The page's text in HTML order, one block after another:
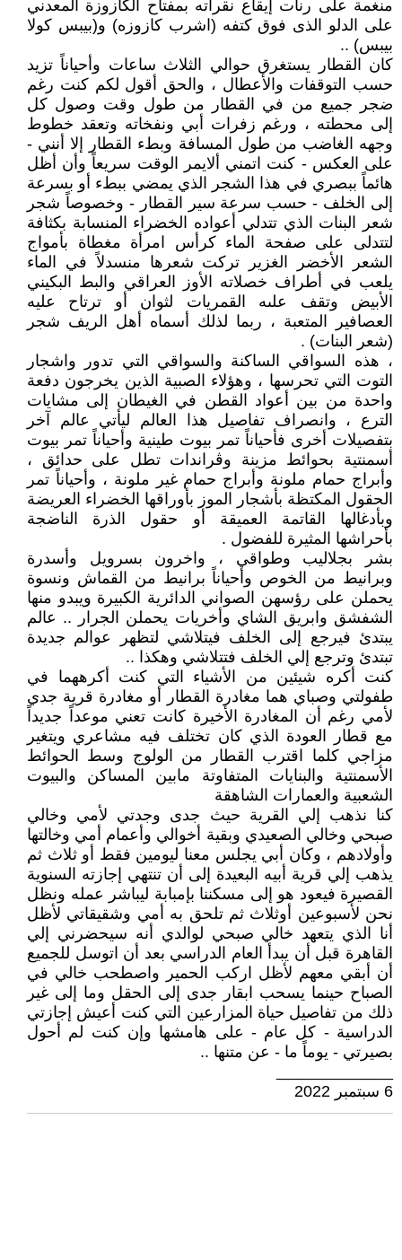
منغمة على رنات إيقاع نقراته بمفتاح الكازوزة المعدني
على الدلو الذى فوق كتفه (اشرب كازوزه) و(بيبس كولا
بيبس) ..
كان القطار يستغرق حوالي الثلاث ساعات وأحياناً تزيد
حسب التوقفات والأعطال ، والحق أقول لكم كنت رغم
ضجر جميع من في القطار من طول وقت وصول كل
إلى محطته ، ورغم زفرات أبي ونفخاته وتعقد خطوط
وجهه الغاضب من طول المسافة وبطء القطار إلا أنني -
على العكس - كنت اتمني ألايمر الوقت سريعاً وأن أظل
هائماً ببصري في هذا الشجر الذي يمضي ببطء أو بسرعة
إلى الخلف - حسب سرعة سير القطار - وخصوصاً شجر
شعر البنات الذي تتدلي أعواده الخضراء المنسابة بكثافة
لتتدلى على صفحة الماء كرأس امرأة مغطاة بأمواج
الشعر الأخضر الغزير تركت شعرها منسدلاً في الماء
يلعب في أطراف خصلاته الأوز العراقي والبط البكيني
الأبيض وتقف علىه القمريات لثوان أو ترتاح عليه
العصافير المتعبة ، ربما لذلك أسماه أهل الريف شجر
(شعر البنات) .
، هذه السواقي الساكنة والسواقي التي تدور واشجار
التوت التي تحرسها ، وهؤلاء الصبية الذين يخرجون دفعة
واحدة من بين أعواد القطن في الغيطان إلى مشايات
الترع ، وانصراف تفاصيل هذا العالم ليأتي عالم آخر
بتفصيلات أخرى فأحياناً تمر بيوت طينية وأحياناً تمر بيوت
أسمنتية بحوائط مزينة وڤراندات تطل على حدائق ،
وأبراج حمام ملونة وأبراج حمام غير ملونة ، وأحياناً تمر
الحقول المكتظة بأشجار الموز بأوراقها الخضراء العريضة
وبأدغالها القاتمة العميقة أو حقول الذرة الناضجة
بأحراشها المثيرة للفضول .
بشر بجلاليب وطواقي ، واخرون بسرويل وأسدرة
وبرانيط من الخوص وأحياناً برانيط من القماش ونسوة
يحملن على رؤسهن الصواني الدائرية الكبيرة ويبدو منها
الشفشق وابريق الشاي وأخريات يحملن الجرار .. عالم
يبتدئ فيرجع إلى الخلف فيتلاشي لتظهر عوالم جديدة
تبتدئ وترجع إلي الخلف فتتلاشي وهكذا ..
كنت أكره شيئين من الأشياء التي كنت أكرههما في
طفولتي وصباي هما مغادرة القطار أو مغادرة قرية جدي
لأمي رغم أن المغادرة الأخيرة كانت تعني موعداً جديداً
مع قطار العودة الذي كان تختلف فيه مشاعري ويتغير
مزاجي كلما اقترب القطار من الولوج وسط الحوائط
الأسمنتية والبنايات المتفاوتة مابين المساكن والبيوت
الشعبية والعمارات الشاهقة
كنا نذهب إلي القرية حيث جدى وجدتي لأمي وخالي
صبحي وخالي الصعيدي وبقية أخوالي وأعمام أمي وخالتها
وأولادهم ، وكان أبي يجلس معنا ليومين فقط أو ثلاث ثم
يذهب إلي قرية أبيه البعيدة إلى أن تنتهي إجازته السنوية
القصيرة فيعود هو إلى مسكننا بإمبابة ليباشر عمله ونظل
نحن لأسبوعين أوثلاث ثم تلحق به أمي وشقيقاتي لأظل
أنا الذي يتعهد خالي صبحي لوالدي أنه سيحضرني إلي
القاهرة قبل أن يبدأ العام الدراسي بعد أن اتوسل للجميع
أن أبقي معهم لأظل اركب الحمير واصطحب خالي في
الصباح حينما يسحب ابقار جدى إلى الحقل وما إلى غير
ذلك من تفاصيل حياة المزارعين التي كنت أعيش إجازتي
الدراسية - كل عام - على هامشها وإن كنت لم أحول
بصيرتي - يوماً ما - عن متنها ..
6 سبتمبر 2022